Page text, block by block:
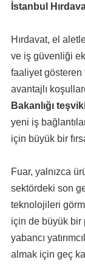
İstanbul
Hırdavat, el
ve iş güvenliği
faaliyet gösteren
avantajlı
Bakanlığı
yeni iş
için büyük bir
Fuar, yalnızca
sektördeki son
teknolojileri
için de büyük bir
yabancı
almak için geç